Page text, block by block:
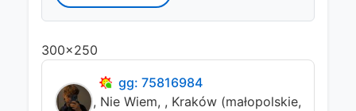
300x250
gg: 75816984
, Nie Wiem, , Kraków (małopolskie,